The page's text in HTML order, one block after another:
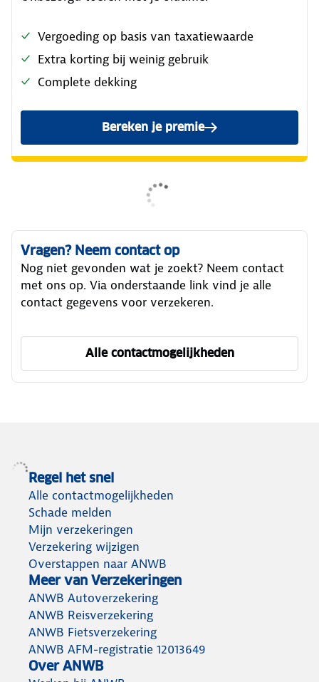
Vergoeding op basis van taxatiewaarde
Extra korting bij weinig gebruik
Complete dekking
Bereken je premie
Vragen? Neem contact op
Nog niet gevonden wat je zoekt? Neem contact
met ons op. Via onderstaande link vind je alle
contact gegevens voor verzekeren.
Alle contactmogelijkheden
om ANWB Verzekeren te
Regel het snel
Alle contactmogelijkheden
Schade melden
Mijn verzekeringen
Verzekering wijzigen
Overstappen naar ANWB
Meer van Verzekeringen
ANWB Autoverzekering
ANWB Reisverzekering
ANWB Fietsverzekering
ANWB AFM-registratie 12013649
Over ANWB